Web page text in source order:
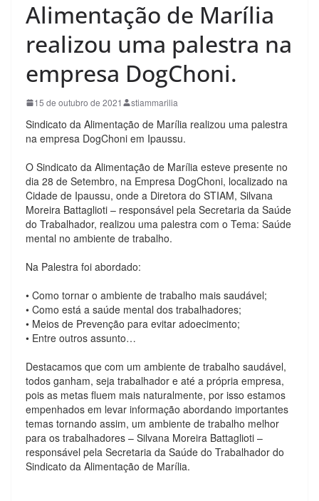
Alimentação de Marília
realizou uma palestra na
empresa DogChoni.
15 de outubro de 2021 stiammarilia
Sindicato da Alimentação de Marília realizou uma palestra
na empresa DogChoni em Ipaussu.
O Sindicato da Alimentação de Marília esteve presente no
dia 28 de Setembro, na Empresa DogChoni, localizado na
Cidade de Ipaussu, onde a Diretora do STIAM, Silvana
Moreira Battaglioti – responsável pela Secretaria da Saúde
do Trabalhador, realizou uma palestra com o Tema: Saúde
mental no ambiente de trabalho.
Na Palestra foi abordado:
• Como tornar o ambiente de trabalho mais saudável;
• Como está a saúde mental dos trabalhadores;
• Meios de Prevenção para evitar adoecimento;
• Entre outros assunto…
Destacamos que com um ambiente de trabalho saudável,
todos ganham, seja trabalhador e até a própria empresa,
pois as metas fluem mais naturalmente, por isso estamos
empenhados em levar informação abordando importantes
temas tornando assim, um ambiente de trabalho melhor
para os trabalhadores – Silvana Moreira Battaglioti –
responsável pela Secretaria da Saúde do Trabalhador do
Sindicato da Alimentação de Marília.